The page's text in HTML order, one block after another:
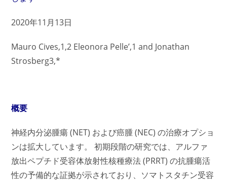
2020年11月13日
Mauro Cives,1,2 Eleonora Pelle’,1 and Jonathan
Strosberg3,*
概要
神経内分泌腫瘍 (NET) および癌腫 (NEC) の治療オプショ
ンは拡大しています。 初期段階の研究では、アルファ
放出ペプチド受容体放射性核種療法 (PRRT) の抗腫瘍活
性の予備的な証拠が示されており、ソマトスタチン受容